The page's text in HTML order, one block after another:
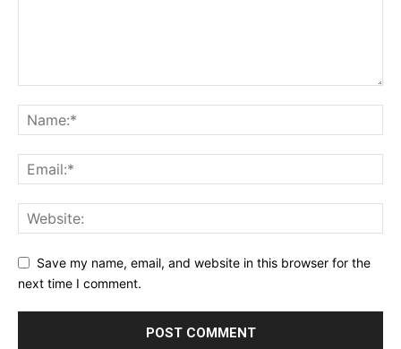
Save my name, email, and website in this browser for the
next time I comment.